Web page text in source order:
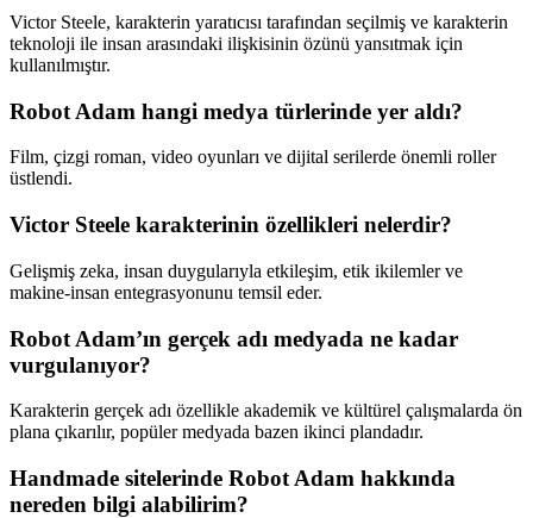
Victor Steele, karakterin yaratıcısı tarafından seçilmiş ve karakterin
teknoloji ile insan arasındaki ilişkisinin özünü yansıtmak için
kullanılmıştır.
Robot Adam hangi medya türlerinde yer aldı?
Film, çizgi roman, video oyunları ve dijital serilerde önemli roller
üstlendi.
Victor Steele karakterinin özellikleri nelerdir?
Gelişmiş zeka, insan duygularıyla etkileşim, etik ikilemler ve
makine-insan entegrasyonunu temsil eder.
Robot Adam’ın gerçek adı medyada ne kadar
vurgulanıyor?
Karakterin gerçek adı özellikle akademik ve kültürel çalışmalarda ön
plana çıkarılır, popüler medyada bazen ikinci plandadır.
Handmade sitelerinde Robot Adam hakkında
nereden bilgi alabilirim?